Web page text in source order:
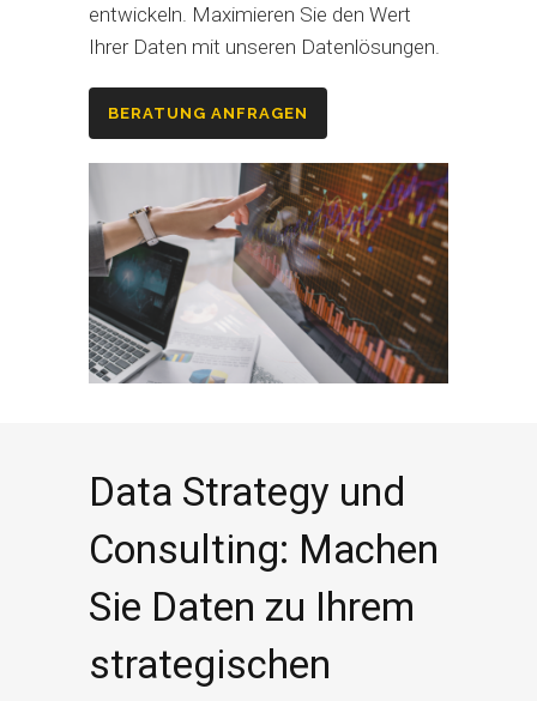
entwickeln. Maximieren Sie den Wert
Ihrer Daten mit unseren Datenlösungen.
BERATUNG ANFRAGEN
Data Strategy und
Consulting: Machen
Sie Daten zu Ihrem
strategischen